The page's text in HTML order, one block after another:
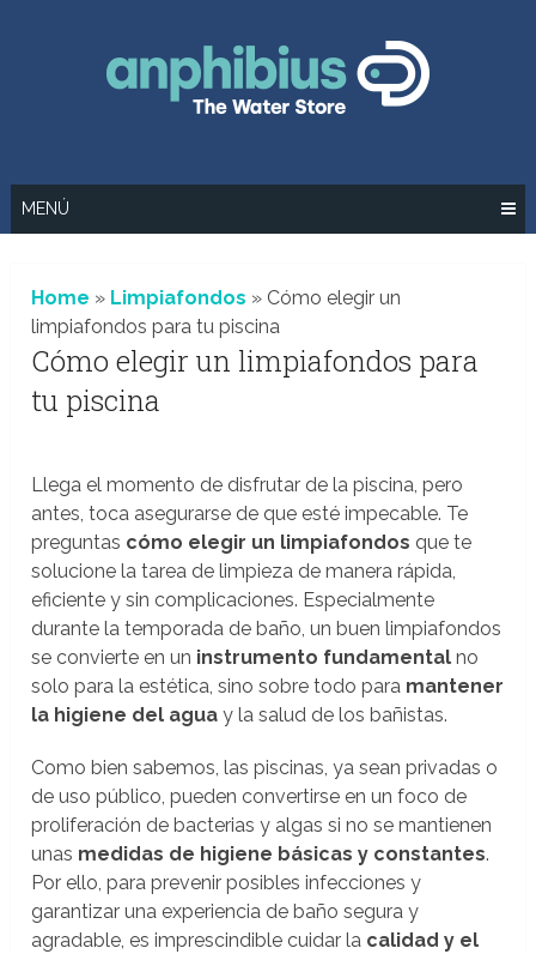
MENÚ
Home » Limpiafondos » Cómo elegir un
limpiafondos para tu piscina
Cómo elegir un limpiafondos para
tu piscina
Llega el momento de disfrutar de la piscina, pero
antes, toca asegurarse de que esté impecable. Te
preguntas cómo elegir un limpiafondos que te
solucione la tarea de limpieza de manera rápida,
eficiente y sin complicaciones. Especialmente
durante la temporada de baño, un buen limpiafondos
se convierte en un instrumento fundamental no
solo para la estética, sino sobre todo para mantener
la higiene del agua y la salud de los bañistas.
Como bien sabemos, las piscinas, ya sean privadas o
de uso público, pueden convertirse en un foco de
proliferación de bacterias y algas si no se mantienen
unas medidas de higiene básicas y constantes.
Por ello, para prevenir posibles infecciones y
garantizar una experiencia de baño segura y
agradable, es imprescindible cuidar la calidad y el